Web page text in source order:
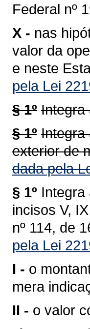
Federal nº
X - nas
valor da
e neste
pela Lei
§ 1º Integra
§ 1º Integra
exterior de
dada pela
§ 1º Integra
incisos V,
nº 114, de
pela Lei
I - o
mera
II - o valor